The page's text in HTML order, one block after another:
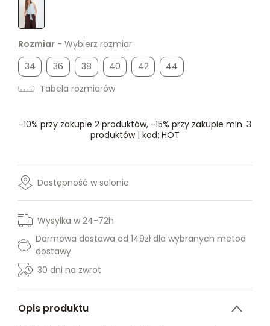
Rozmiar - Wybierz rozmiar
34
36 38 40 42
44
Tabela rozmiarów
-10% przy zakupie 2 produktów, -15% przy zakupie min. 3
produktów | kod: HOT
Dostępność w salonie
Wysyłka w 24-72h
Darmowa dostawa od 149zł dla wybranych metod
dostawy
30 dni na zwrot
Opis produktu